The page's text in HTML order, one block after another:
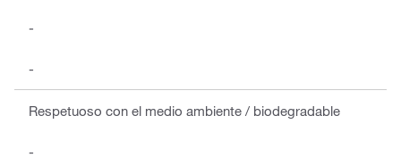
-
-
Respetuoso con el medio ambiente / biodegradable
-